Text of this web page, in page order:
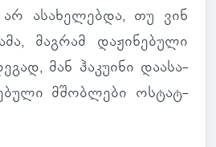
ასა­ხე­ლებდა, თუ ვინ
მაგ­რამ და­ჟი­ნე­ბული
მან ჰა­კუ­ინი და­ა­სა­
მშობ­ლები ოს­ტატ­